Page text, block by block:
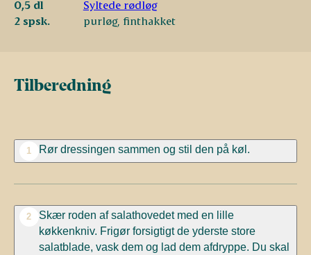
0,5 dl
Syltede rødløg
2 spsk.
purløg, finthakket
Tilberedning
1 Rør dressingen sammen og stil den på køl.
2
Skær roden af salathovedet med en lille
køkkenkniv. Frigør forsigtigt de yderste store
salatblade, vask dem og lad dem afdryppe. Du skal